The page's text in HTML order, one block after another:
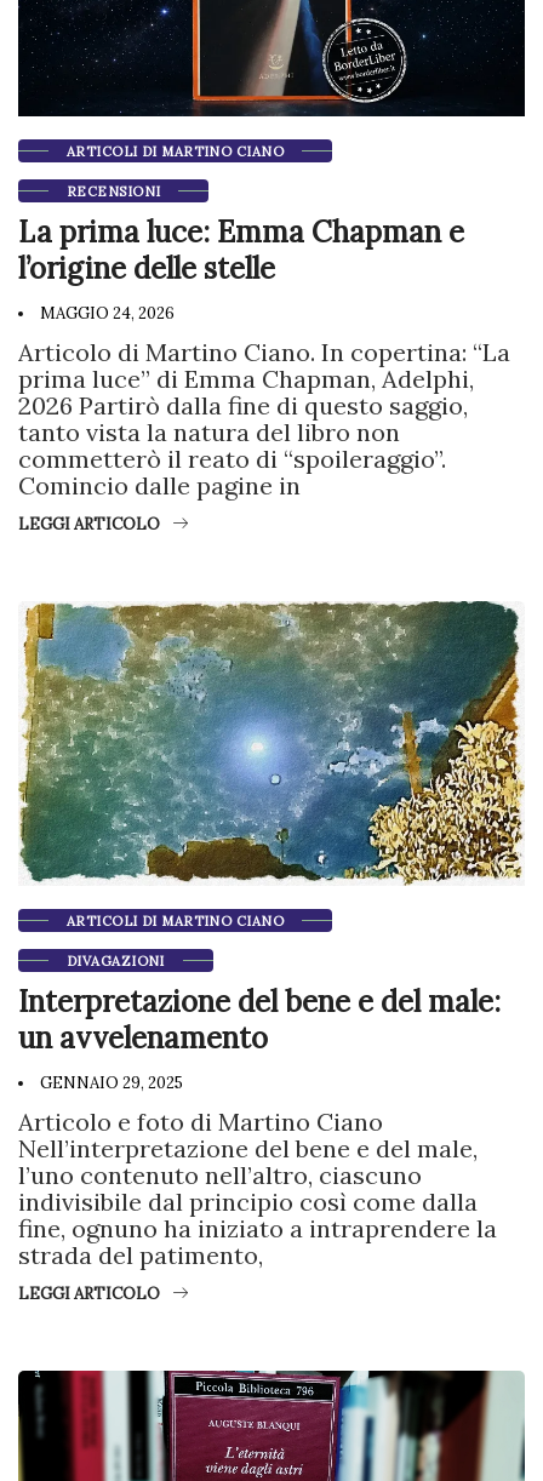
ARTICOLI DI MARTINO CIANO
RECENSIONI
La prima luce: Emma Chapman e
l’origine delle stelle
MAGGIO 24, 2026
Articolo di Martino Ciano. In copertina: “La
prima luce” di Emma Chapman, Adelphi,
2026 Partirò dalla fine di questo saggio,
tanto vista la natura del libro non
commetterò il reato di “spoileraggio”.
Comincio dalle pagine in
LEGGI ARTICOLO
ARTICOLI DI MARTINO CIANO
DIVAGAZIONI
Interpretazione del bene e del male:
un avvelenamento
GENNAIO 29, 2025
Articolo e foto di Martino Ciano
Nell’interpretazione del bene e del male,
l’uno contenuto nell’altro, ciascuno
indivisibile dal principio così come dalla
fine, ognuno ha iniziato a intraprendere la
strada del patimento,
LEGGI ARTICOLO